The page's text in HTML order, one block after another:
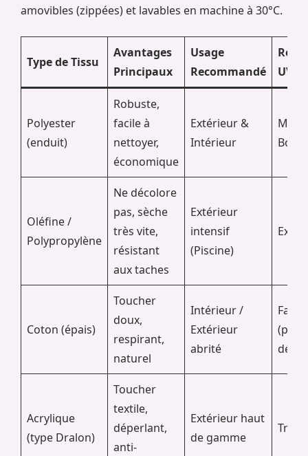
amovibles (zippées) et lavables en machine à 30°C.
Type de Tissu
Avantages
Principaux
Usage
Recommandé
UV
Polyester
(enduit)
Robuste,
facile à
nettoyer,
économique
Extérieur &
Intérieur
Oléfine /
Polypropylène
Ne décolore
pas, sèche
très vite,
résistant
aux taches
Extérieur
intensif
(Piscine)
Coton (épais)
Toucher
doux,
respirant,
naturel
Intérieur /
Extérieur
abrité
Faible
(peut
Acrylique
(type Dralon)
Toucher
textile,
déperlant,
anti-
Extérieur haut
de gamme
Très